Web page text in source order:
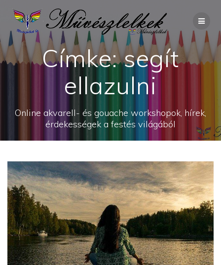
content
Címke:segít
ellazulni
Online akvarell- és gouache workshopok, hírek,
érdekességek a festés világából